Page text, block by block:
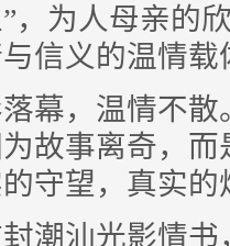
，为人母亲的
信义的温情载
，温情不散
为故事离奇，
守望，真实
汕光影情书